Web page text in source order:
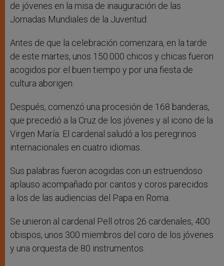
de jóvenes en la misa de inauguración de las
Jornadas Mundiales de la Juventud.
Antes de que la celebración comenzara, en la tarde
de este martes, unos 150.000 chicos y chicas fueron
acogidos por el buen tiempo y por una fiesta de
cultura aborigen.
Después, comenzó una procesión de 168 banderas,
que precedió a la Cruz de los jóvenes y al icono de la
Virgen María. El cardenal saludó a los peregrinos
internacionales en cuatro idiomas.
Sus palabras fueron acogidas con un estruendoso
aplauso acompañado por cantos y coros parecidos
a los de las audiencias del Papa en Roma.
Se unieron al cardenal Pell otros 26 cardenales, 400
obispos, unos 300 miembros del coro de los jóvenes
y una orquesta de 80 instrumentos.